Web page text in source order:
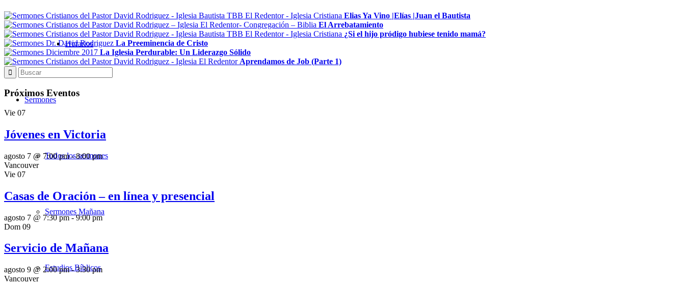
Horarios
Sermones
Todos los sermones
Sermones Mañana
Estudios Bíblicos
Elias Ya Vino |Elías |Juan el Bautista
El Arrebatamiento
¿Si el hijo pródigo hubiese tenido mamá?
La Preeminencia de Cristo
La Iglesia Perdurable: Un Liderazgo Sólido
Aprendamos de Job (Parte 1)
Próximos Eventos
Vie 07
Jóvenes en Victoria
agosto 7 @ 7:00 pm-8:00 pm
Vancouver
Vie 07
Casas de Oración – en línea y presencial
agosto 7 @ 7:30 pm-9:00 pm
Dom 09
Servicio de Mañana
agosto 9 @ 2:00 pm-3:30 pm
Vancouver